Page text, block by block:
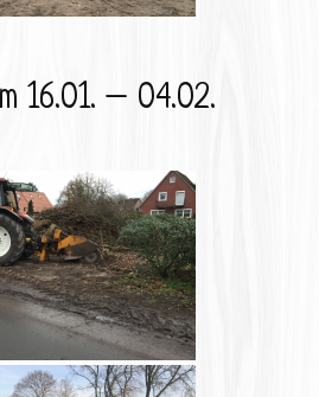
16.01. – 04.02.